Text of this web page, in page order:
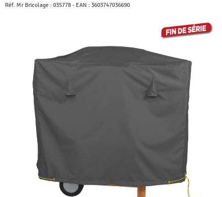
Réf. Mr Bricolage : 035778 - EAN : 3603747036690